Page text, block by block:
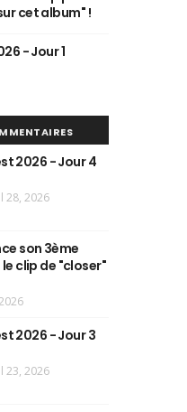
cet album" !
- Jour 1
2026 - Jour 4
28, 2026
son 3ème
clip de "closer"
2026 - Jour 3
23, 2026